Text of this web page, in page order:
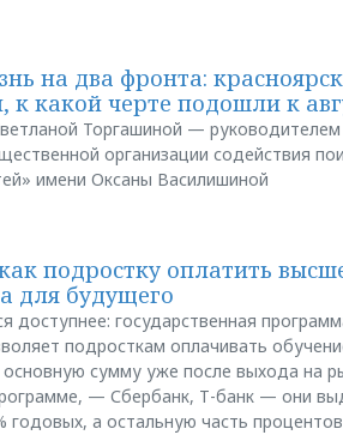
на два фронта:
к какой черте подошли к
Торгашиной —
организации содействия
имени Оксаны Василишиной
подростку оплатить
для будущего
доступнее: государственная
подросткам оплачивать
сумму уже после выхода на
— Сбербанк, Т-банк — они
а остальную часть